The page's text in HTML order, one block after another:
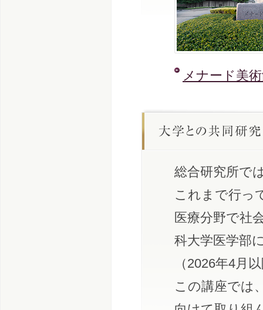
メナード美
総合研究所で
これまで行っ
医療分野で社
科大学医学部
（2026年4月
この講座では